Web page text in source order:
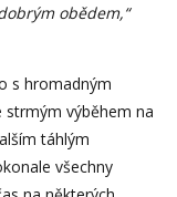
obědem,“
s hromadným
výběhem na
táhlým
všechny